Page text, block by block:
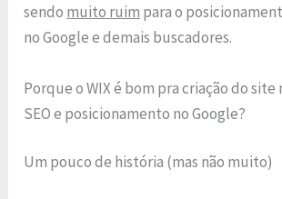
sendo muito ruim para o
no Google e demais buscadores.
Porque o WIX é bom pra criação do site
SEO e posicionamento no Google?
Um pouco de história (mas não muito)